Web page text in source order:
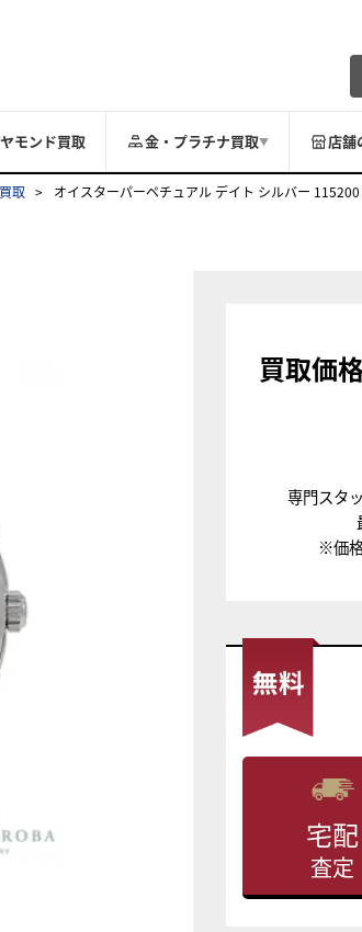
モンド買取 金・プラチナ買取▼ 店舗
取 オイスターパーペチュアル デイト シルバー
買取価
専門スタ
※価
宅配
査定